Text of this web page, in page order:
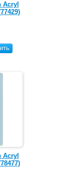
Acryl
Acryl